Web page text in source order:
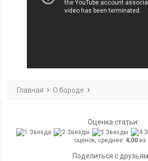
Главная О бороде
Оценка статьи:
оценок, среднее: 4,00из
Поделиться с